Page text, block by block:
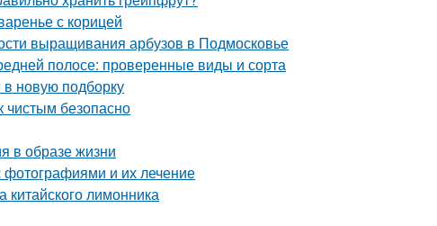
с корицей
выращивания арбузов в Подмосковье
полосе: проверенные виды и сорта
новую подборку
чистым безопасно
в образе жизни
и их лечение
китайского лимонника